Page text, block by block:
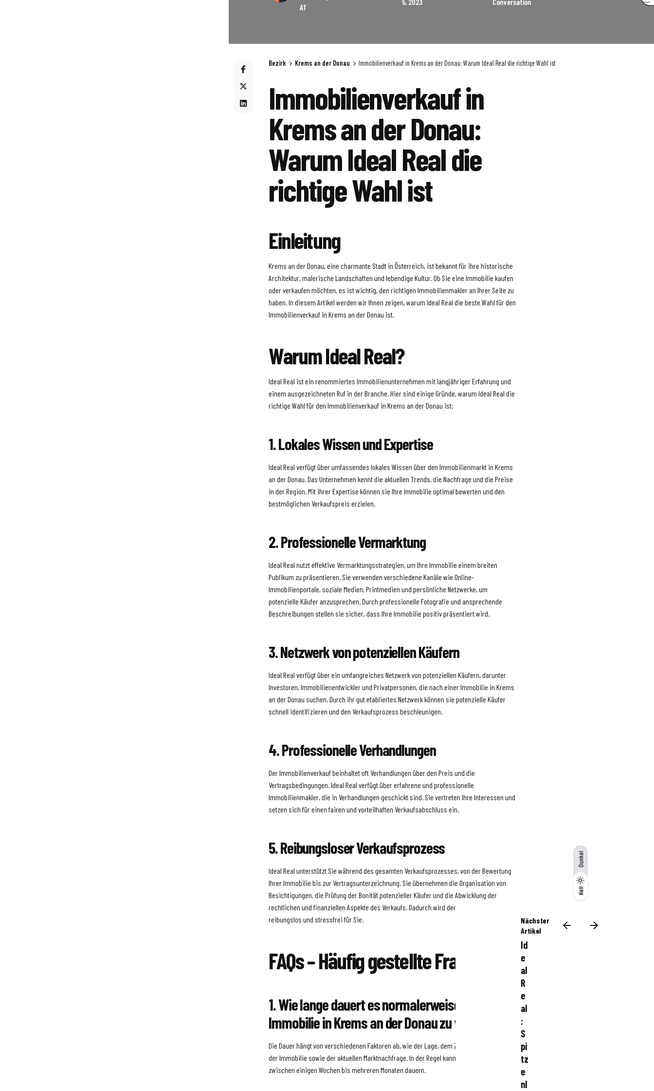
Hell
Dunkel
Hell
Dunkel
AT
Bezirk Krems an der Donau Immobilienverkauf in Krems an der Donau: Warum Ideal Real die richtige Wahl ist
Immobilienverkauf in
Krems an der Donau:
Warum Ideal Real die
richtige Wahl ist
Einleitung
Krems an der Donau, eine charmante Stadt in Österreich, ist bekannt für ihre historische
Architektur, malerische Landschaften und lebendige Kultur. Ob Sie eine Immobilie kaufen
oder verkaufen möchten, es ist wichtig, den richtigen Immobilienmakler an Ihrer Seite zu
haben. In diesem Artikel werden wir Ihnen zeigen, warum Ideal Real die beste Wahl für den
Immobilienverkauf in Krems an der Donau ist.
Warum Ideal Real?
Ideal Real ist ein renommiertes Immobilienunternehmen mit langjähriger Erfahrung und
einem ausgezeichneten Ruf in der Branche. Hier sind einige Gründe, warum Ideal Real die
richtige Wahl für den Immobilienverkauf in Krems an der Donau ist:
1. Lokales Wissen und Expertise
Ideal Real verfügt über umfassendes lokales Wissen über den Immobilienmarkt in Krems
an der Donau. Das Unternehmen kennt die aktuellen Trends, die Nachfrage und die Preise
in der Region. Mit ihrer Expertise können sie Ihre Immobilie optimal bewerten und den
bestmöglichen Verkaufspreis erzielen.
2. Professionelle Vermarktung
Ideal Real nutzt effektive Vermarktungsstrategien, um Ihre Immobilie einem breiten
Publikum zu präsentieren. Sie verwenden verschiedene Kanäle wie Online-
Immobilienportale, soziale Medien, Printmedien und persönliche Netzwerke, um
potenzielle Käufer anzusprechen. Durch professionelle Fotografie und ansprechende
Beschreibungen stellen sie sicher, dass Ihre Immobilie positiv präsentiert wird.
3. Netzwerk von potenziellen Käufern
Ideal Real verfügt über ein umfangreiches Netzwerk von potenziellen Käufern, darunter
Investoren, Immobilienentwickler und Privatpersonen, die nach einer Immobilie in Krems
an der Donau suchen. Durch ihr gut etabliertes Netzwerk können sie potenzielle Käufer
schnell identifizieren und den Verkaufsprozess beschleunigen.
4. Professionelle Verhandlungen
Der Immobilienverkauf beinhaltet oft Verhandlungen über den Preis und die
Vertragsbedingungen. Ideal Real verfügt über erfahrene und professionelle
Immobilienmakler, die in Verhandlungen geschickt sind. Sie vertreten Ihre Interessen und
setzen sich für einen fairen und vorteilhaften Verkaufsabschluss ein.
5. Reibungsloser Verkaufsprozess
Ideal Real unterstützt Sie während des gesamten Verkaufsprozesses, von der Bewertung
Ihrer Immobilie bis zur Vertragsunterzeichnung. Sie übernehmen die Organisation von
Besichtigungen, die Prüfung der Bonität potenzieller Käufer und die Abwicklung der
rechtlichen und finanziellen Aspekte des Verkaufs. Dadurch wird der Verkaufsprozess
reibungslos und stressfrei für Sie.
FAQs – Häufig gestellte Fragen
1. Wie lange dauert es normalerweise, eine
Immobilie in Krems an der Donau zu verkaufen?
Die Dauer hängt von verschiedenen Faktoren ab, wie der Lage, dem Zustand und dem Preis
der Immobilie sowie der aktuellen Marktnachfrage. In der Regel kann der Verkaufsprozess
zwischen einigen Wochen bis mehreren Monaten dauern.
Nächster
Artikel
Id
e
al
R
e
al
:
S
pi
tz
e
nl